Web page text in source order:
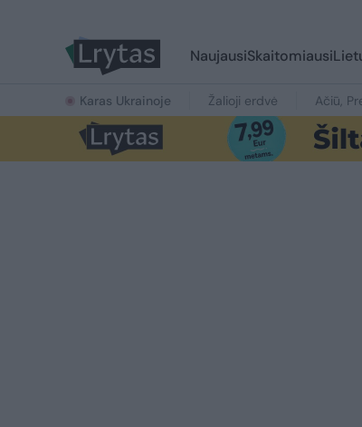
NaujausiSkaitomiausi
Karas Ukrainoje Žalioji erdvė Ačiū,